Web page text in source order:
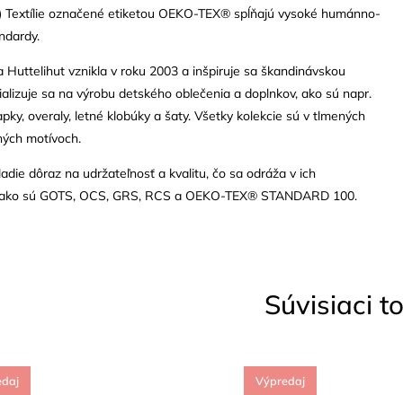
Textílie označené etiketou OEKO-TEX® spĺňajú vysoké humánno-
Huttelihut vznikla v roku 2003 a inšpiruje sa škandinávskou
sa na výrobu detského oblečenia a doplnkov, ako sú napr.
overaly, letné klobúky a šaty. Všetky kolekcie sú v tlmených
motívoch.
dôraz na udržateľnosť a kvalitu, čo sa odráža v ich
sú GOTS, OCS, GRS, RCS a OEKO-TEX® STANDARD 100.
Súvisiaci
Výpredaj